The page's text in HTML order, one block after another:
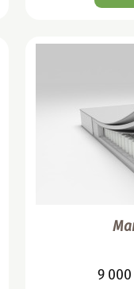
Цена
9 000